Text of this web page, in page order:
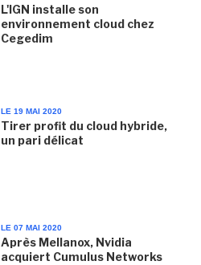
L'IGN installe son
environnement cloud chez
Cegedim
LE 19 MAI 2020
Tirer profit du cloud hybride,
un pari délicat
LE 07 MAI 2020
Après Mellanox, Nvidia
acquiert Cumulus Networks